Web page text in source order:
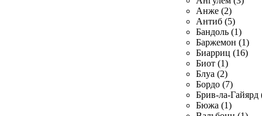
Анже (2)
Антиб (5)
Бандоль (1)
Баржемон (1)
Биарриц (16)
Биот (1)
Блуа (2)
Бордо (7)
Брив-ла-Гайярд
Бюжа (1)